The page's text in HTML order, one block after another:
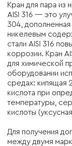
Кран для пара из
AISI 316 — это
304,
никелевым
стали AISI 316
коррозии. Кран
для химической
оборудовании
средах: кипящая
кислота при
температуры,
кислоты
Для получения
между двумя